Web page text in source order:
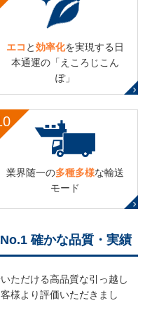
エコ と効率化を実現する 日
本通運の「えころじこん
ぽ」
業界随一の多種多様な輸送
モード
確かな品質・実績
ただける高品質な引っ越し
様より評価いただきまし